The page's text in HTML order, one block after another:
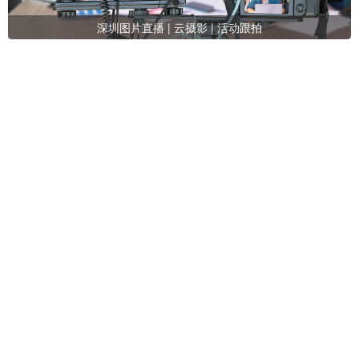
深圳图片直播 | 云摄影 | 活动跟拍